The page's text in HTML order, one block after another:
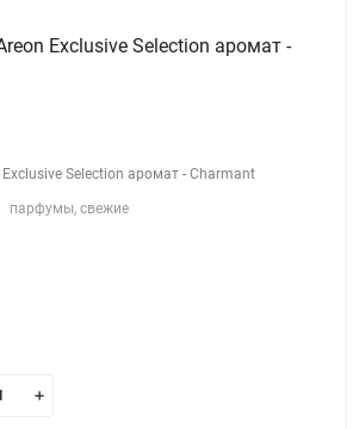
Exclusive Selection аромат -
Selection аромат - Charmant
парфумы, свежие